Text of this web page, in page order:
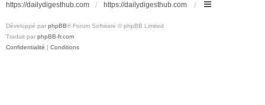
https://dailydigesthub.com https://dailydigesthub.com
Développé par phpBB® Forum Software © phpBB Limited
Traduit par phpBB-fr.com
Confidentialité | Conditions